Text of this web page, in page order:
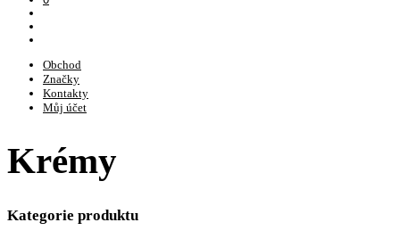
Obchod
Značky
Kontakty
Můj účet
Krémy
Kategorie produktu